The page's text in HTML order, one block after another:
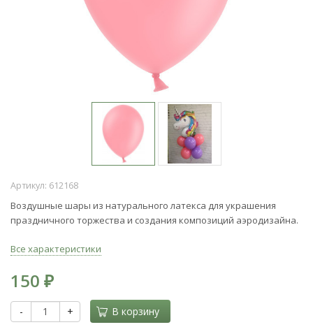
Артикул: 612168
Воздушные шары из натурального латекса для украшения
праздничного торжества и создания композиций аэродизайна.
Все характеристики
150 ₽
- + В корзину